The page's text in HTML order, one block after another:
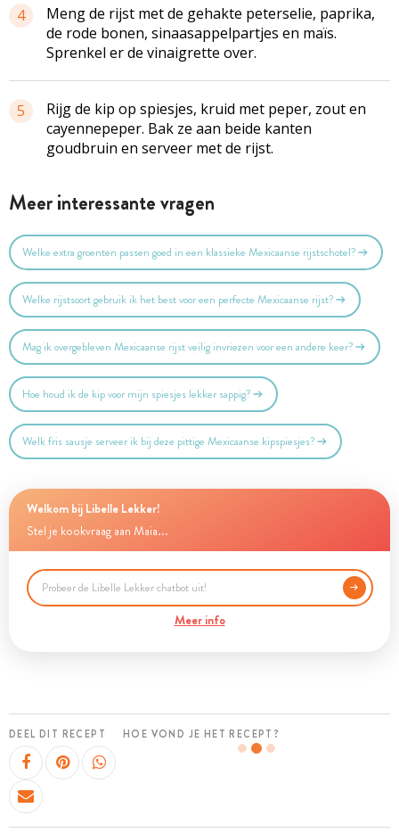
4
Meng de rijst met de gehakte peterselie, paprika,
de rode bonen, sinaasappelpartjes en maïs.
Sprenkel er de vinaigrette over.
5
Rijg de kip op spiesjes, kruid met peper, zout en
cayennepeper. Bak ze aan beide kanten
goudbruin en serveer met de rijst.
Meer interessante vragen
Welke extra groenten passen goed in een klassieke Mexicaanse rijstschotel?
Welke rijstsoort gebruik ik het best voor een perfecte Mexicaanse rijst?
Mag ik overgebleven Mexicaanse rijst veilig invriezen voor een andere keer?
Hoe houd ik de kip voor mijn spiesjes lekker sappig?
Welk fris sausje serveer ik bij deze pittige Mexicaanse kipspiesjes?
Welkom bij Libelle Lekker!
Stel je kookvraag aan Maia...
Meer info
DEEL DIT RECEPT HOE VOND JE HET RECEPT?